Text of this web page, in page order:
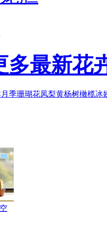
多最新花
季珊瑚花凤梨黄杨树橄榄冰